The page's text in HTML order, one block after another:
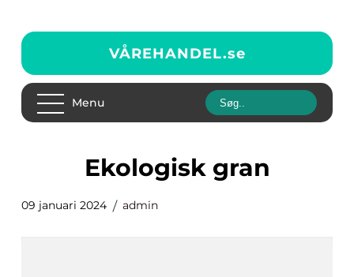
VÅREHANDEL.se
Menu
ekologisk gran
09 januari 2024 admin